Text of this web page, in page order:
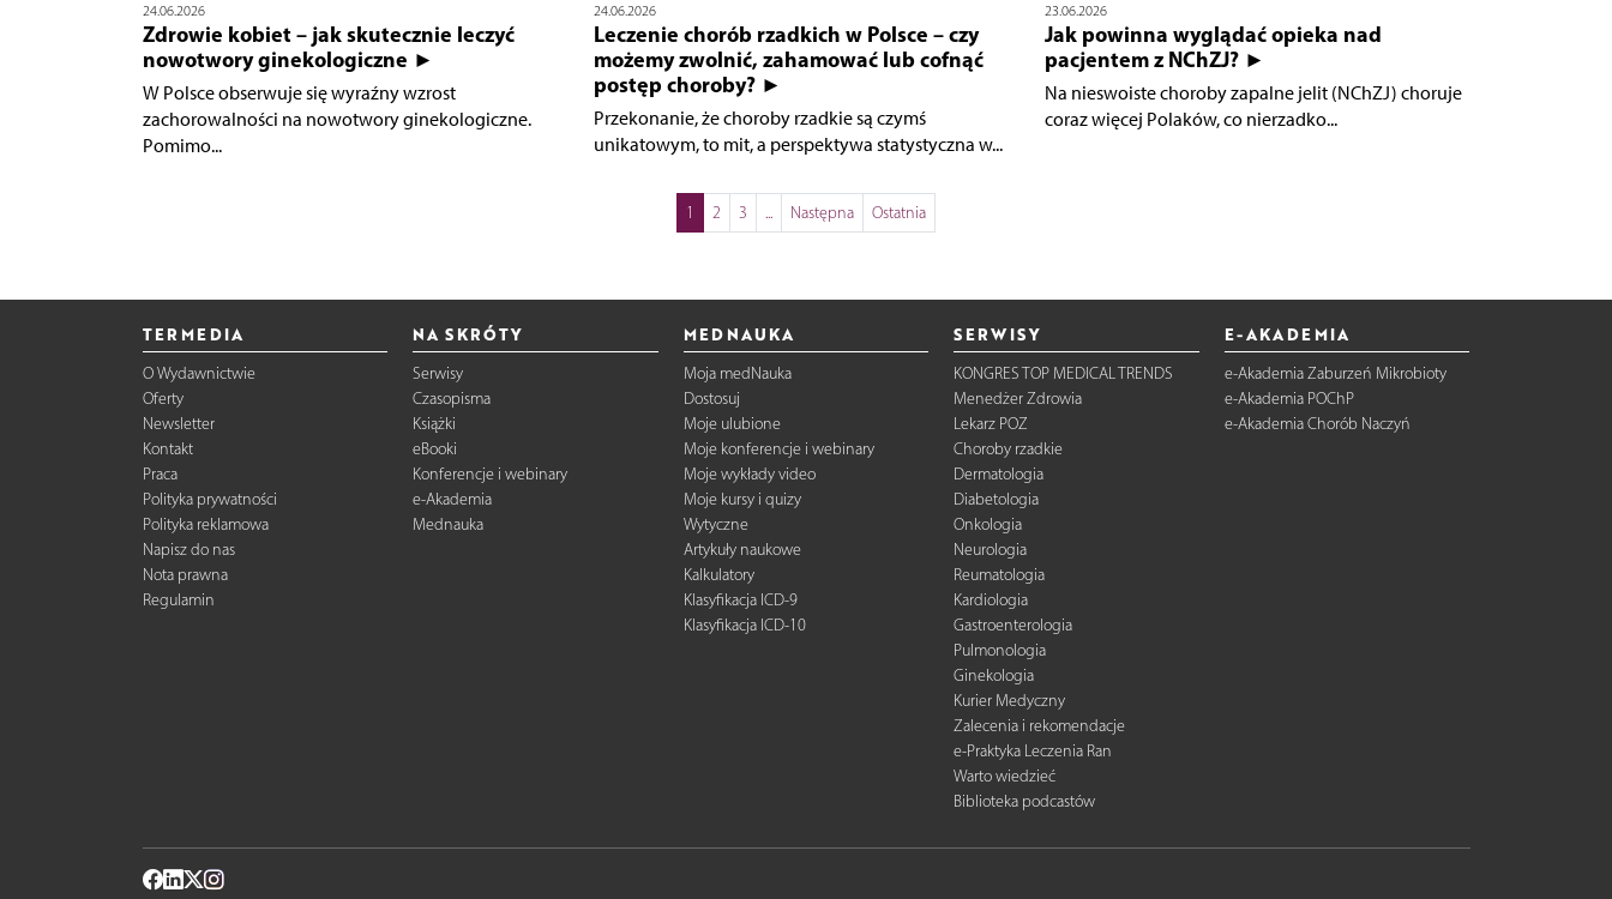
24.06.2026
Zdrowie kobiet – jak skutecznie leczyć
nowotwory ginekologiczne ►
W Polsce obserwuje się wyraźny wzrost
zachorowalności na nowotwory ginekologiczne.
Pomimo...
24.06.2026
Leczenie chorób rzadkich w Polsce – czy
możemy zwolnić, zahamować lub cofnąć
postęp choroby? ►
Przekonanie, że choroby rzadkie są czymś
unikatowym, to mit, a perspektywa statystyczna w...
23.06.2026
Jak powinna wyglądać opieka nad
pacjentem z NChZJ? ►
Na nieswoiste choroby zapalne jelit (NChZJ) choruje
coraz więcej Polaków, co nierzadko...
1 2 3 ... Następna Ostatnia
TERMEDIA
O Wydawnictwie
Oferty
Newsletter
Kontakt
Praca
Polityka prywatności
Polityka reklamowa
Napisz do nas
Nota prawna
Regulamin
NA SKRÓTY
Serwisy
Czasopisma
Książki
eBooki
Konferencje i webinary
e-Akademia
Mednauka
MEDNAUKA
Moja medNauka
Dostosuj
Moje ulubione
Moje konferencje i webinary
Moje wykłady video
Moje kursy i quizy
Wytyczne
Artykuły naukowe
Kalkulatory
Klasyfikacja ICD-9
Klasyfikacja ICD-10
SERWISY
KONGRES TOP MEDICAL TRENDS
Menedżer Zdrowia
Lekarz POZ
Choroby rzadkie
Dermatologia
Diabetologia
Onkologia
Neurologia
Reumatologia
Kardiologia
Gastroenterologia
Pulmonologia
Ginekologia
Kurier Medyczny
Zalecenia i rekomendacje
e-Praktyka Leczenia Ran
Warto wiedzieć
Biblioteka podcastów
E-AKADEMIA
e-Akademia Zaburzeń Mikrobioty
e-Akademia POChP
e-Akademia Chorób Naczyń